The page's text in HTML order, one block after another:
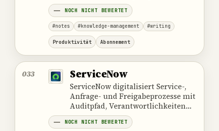
NOCH NICHT BEWERTET
#notes #knowledge-management #writing
Produktivität Abonnement
033 ServiceNow
ServiceNow digitalisiert Service-,
Anfrage- und Freigabeprozesse mit
Auditpfad, Verantwortlichkeiten
und Integrationen für große
Organisationen.
NOCH NICHT BEWERTET